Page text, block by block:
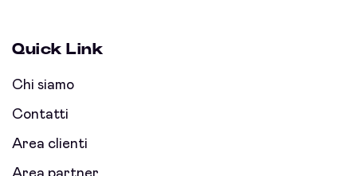
Quick Link
Chi siamo
Contatti
Area clienti